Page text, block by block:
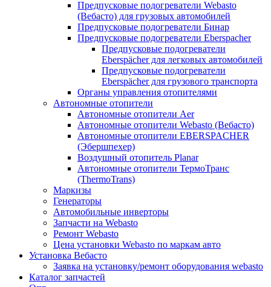
Предпусковые подогреватели Webasto
(Вебасто) для грузовых автомобилей
Предпусковые подогреватели Бинар
Предпусковые подогреватели Eberspacher
Предпусковые подогреватели
Eberspächer для легковых автомобилей
Предпусковые подогреватели
Eberspächer для грузового транспорта
Органы управления отопителями
Автономные отопители
Автономные отопители Аer
Автономные отопители Webasto (Вебасто)
Автономные отопители EBERSPACHER
(Эбершпехер)
Воздушный отопитель Planar
Автономные отопители ТермоТранс
(ThermoTrans)
Маркизы
Генераторы
Автомобильные инверторы
Запчасти на Webasto
Ремонт Webasto
Цена установки Webasto по маркам авто
Установка Вебасто
Заявка на установку/ремонт оборудования webasto
Каталог запчастей